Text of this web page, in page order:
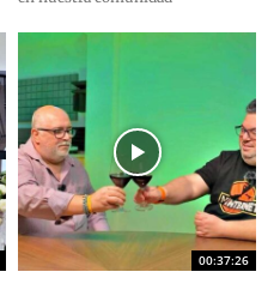
00:37:26